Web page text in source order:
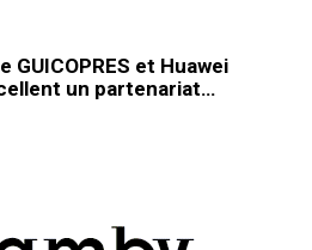
GUICOPRES et Huawei
un partenariat…